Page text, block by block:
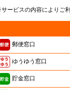
ービスの内容によりご
郵便窓口
ゆうゆう窓口
貯金窓口